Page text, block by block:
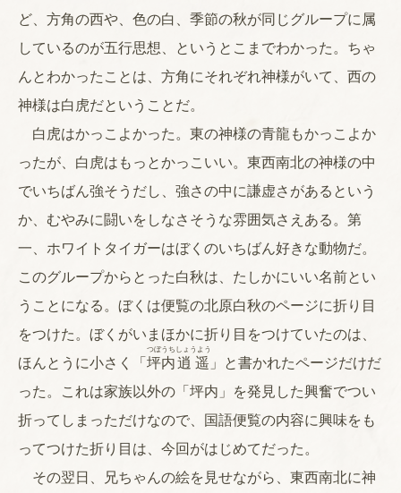
ど、方角の西や、色の白、季節の秋が同じグループに属
しているのが五行思想、というとこまでわかった。ちゃ
んとわかったことは、方角にそれぞれ神様がいて、西の
神様は白虎だということだ。
白虎はかっこよかった。東の神様の青龍もかっこよか
ったが、白虎はもっとかっこいい。東西南北の神様の中
でいちばん強そうだし、強さの中に謙虚さがあるという
か、むやみに闘いをしなさそうな雰囲気さえある。第
一、ホワイトタイガーはぼくのいちばん好きな動物だ。
このグループからとった白秋は、たしかにいい名前とい
うことになる。ぼくは便覧の北原白秋のページに折り目
をつけた。ぼくがいまほかに折り目をつけていたのは、
ほんとうに小さく「坪内
つぼうち
逍遥
しょうよう
」と書かれたページだけだ
った。これは家族以外の「坪内」を発見した興奮でつい
折ってしまっただけなので、国語便覧の内容に興味をも
ってつけた折り目は、今回がはじめてだった。
その翌日、兄ちゃんの絵を見せながら、東西南北に神